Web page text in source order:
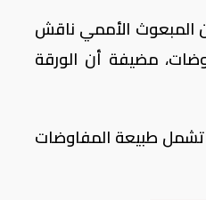
المبعوث الأممي ناقش
مضيفة أن الورقة
طبيعة المفاوضات